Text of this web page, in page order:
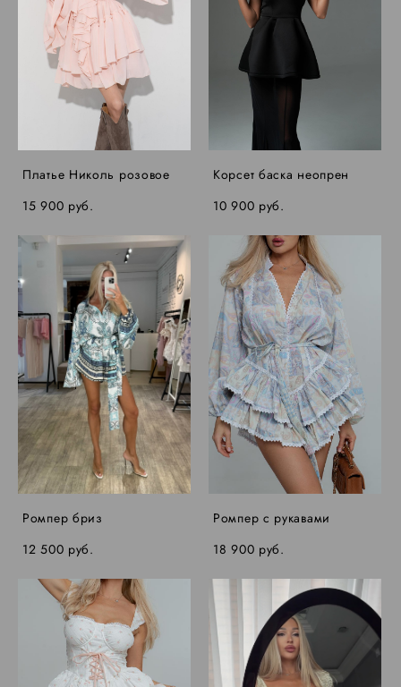
Платье Николь розовое
15 900 pуб.
Корсет баска неопрен
10 900 pуб.
Ромпер бриз
12 500 pуб.
Ромпер с рукавами
18 900 pуб.